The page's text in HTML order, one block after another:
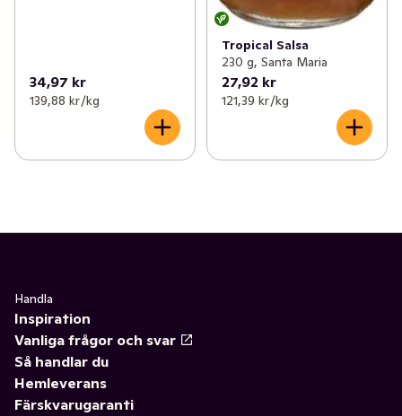
34,97 kr
139,88 kr /kg
Tropical Salsa
230 g, Santa Maria
27,92 kr
121,39 kr /kg
Handla
Inspiration
Vanliga frågor och svar
Så handlar du
Hemleverans
Färskvarugaranti